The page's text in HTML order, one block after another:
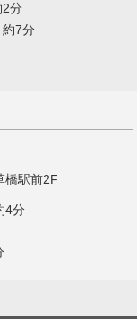
2分
約7分
橋駅前2F
4分